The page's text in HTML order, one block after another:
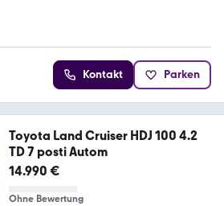
Kontakt Parken
Toyota Land Cruiser HDJ 100 4.2
TD 7 posti Autom
14.990 €
Ohne Bewertung